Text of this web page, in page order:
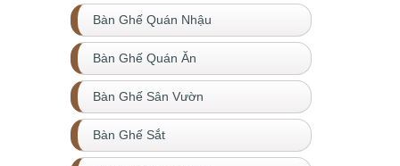
Bàn Ghế Quán Nhậu
Bàn Ghế Quán Ăn
Bàn Ghế Sân Vườn
Bàn Ghế Sắt